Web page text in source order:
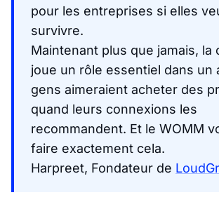
pour les entreprises si elles
survivre.
Maintenant plus que jamais, la
joue un rôle essentiel dans un
gens aimeraient acheter des
quand leurs connexions les
recommandent. Et le WOMM
faire exactement cela.
Harpreet, Fondateur de